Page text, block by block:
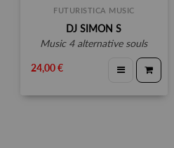
FUTURISTICA MUSIC
DJ SIMON S
music 4 alternative souls
24,00 €